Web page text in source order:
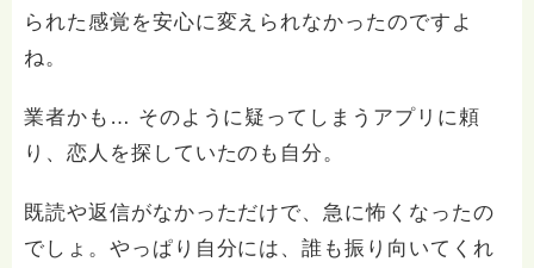
られた感覚を安心に変えられなかったのですよ
ね。
業者かも… そのように疑ってしまうアプリに頼
り、恋人を探していたのも自分。
既読や返信がなかっただけで、急に怖くなったの
でしょ。やっぱり自分には、誰も振り向いてくれ